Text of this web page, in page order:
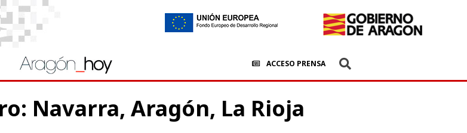
ACCESO PRENSA
Navarra, Aragón, La Rioja